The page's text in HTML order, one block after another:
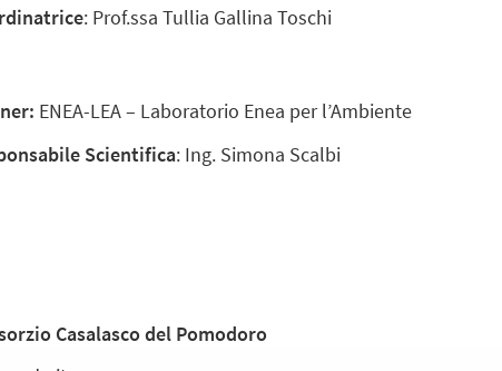
: Prof.ssa Tullia Gallina Toschi
ENEA-LEA – Laboratorio Enea per l’Ambiente
Scientifica: Ing. Simona Scalbi
Casalasco del Pomodoro